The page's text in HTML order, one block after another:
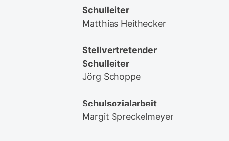
Schulleiter
Matthias Heithecker
Stellvertretender
Schulleiter
Jörg Schoppe
Schulsozialarbeit
Margit Spreckelmeyer